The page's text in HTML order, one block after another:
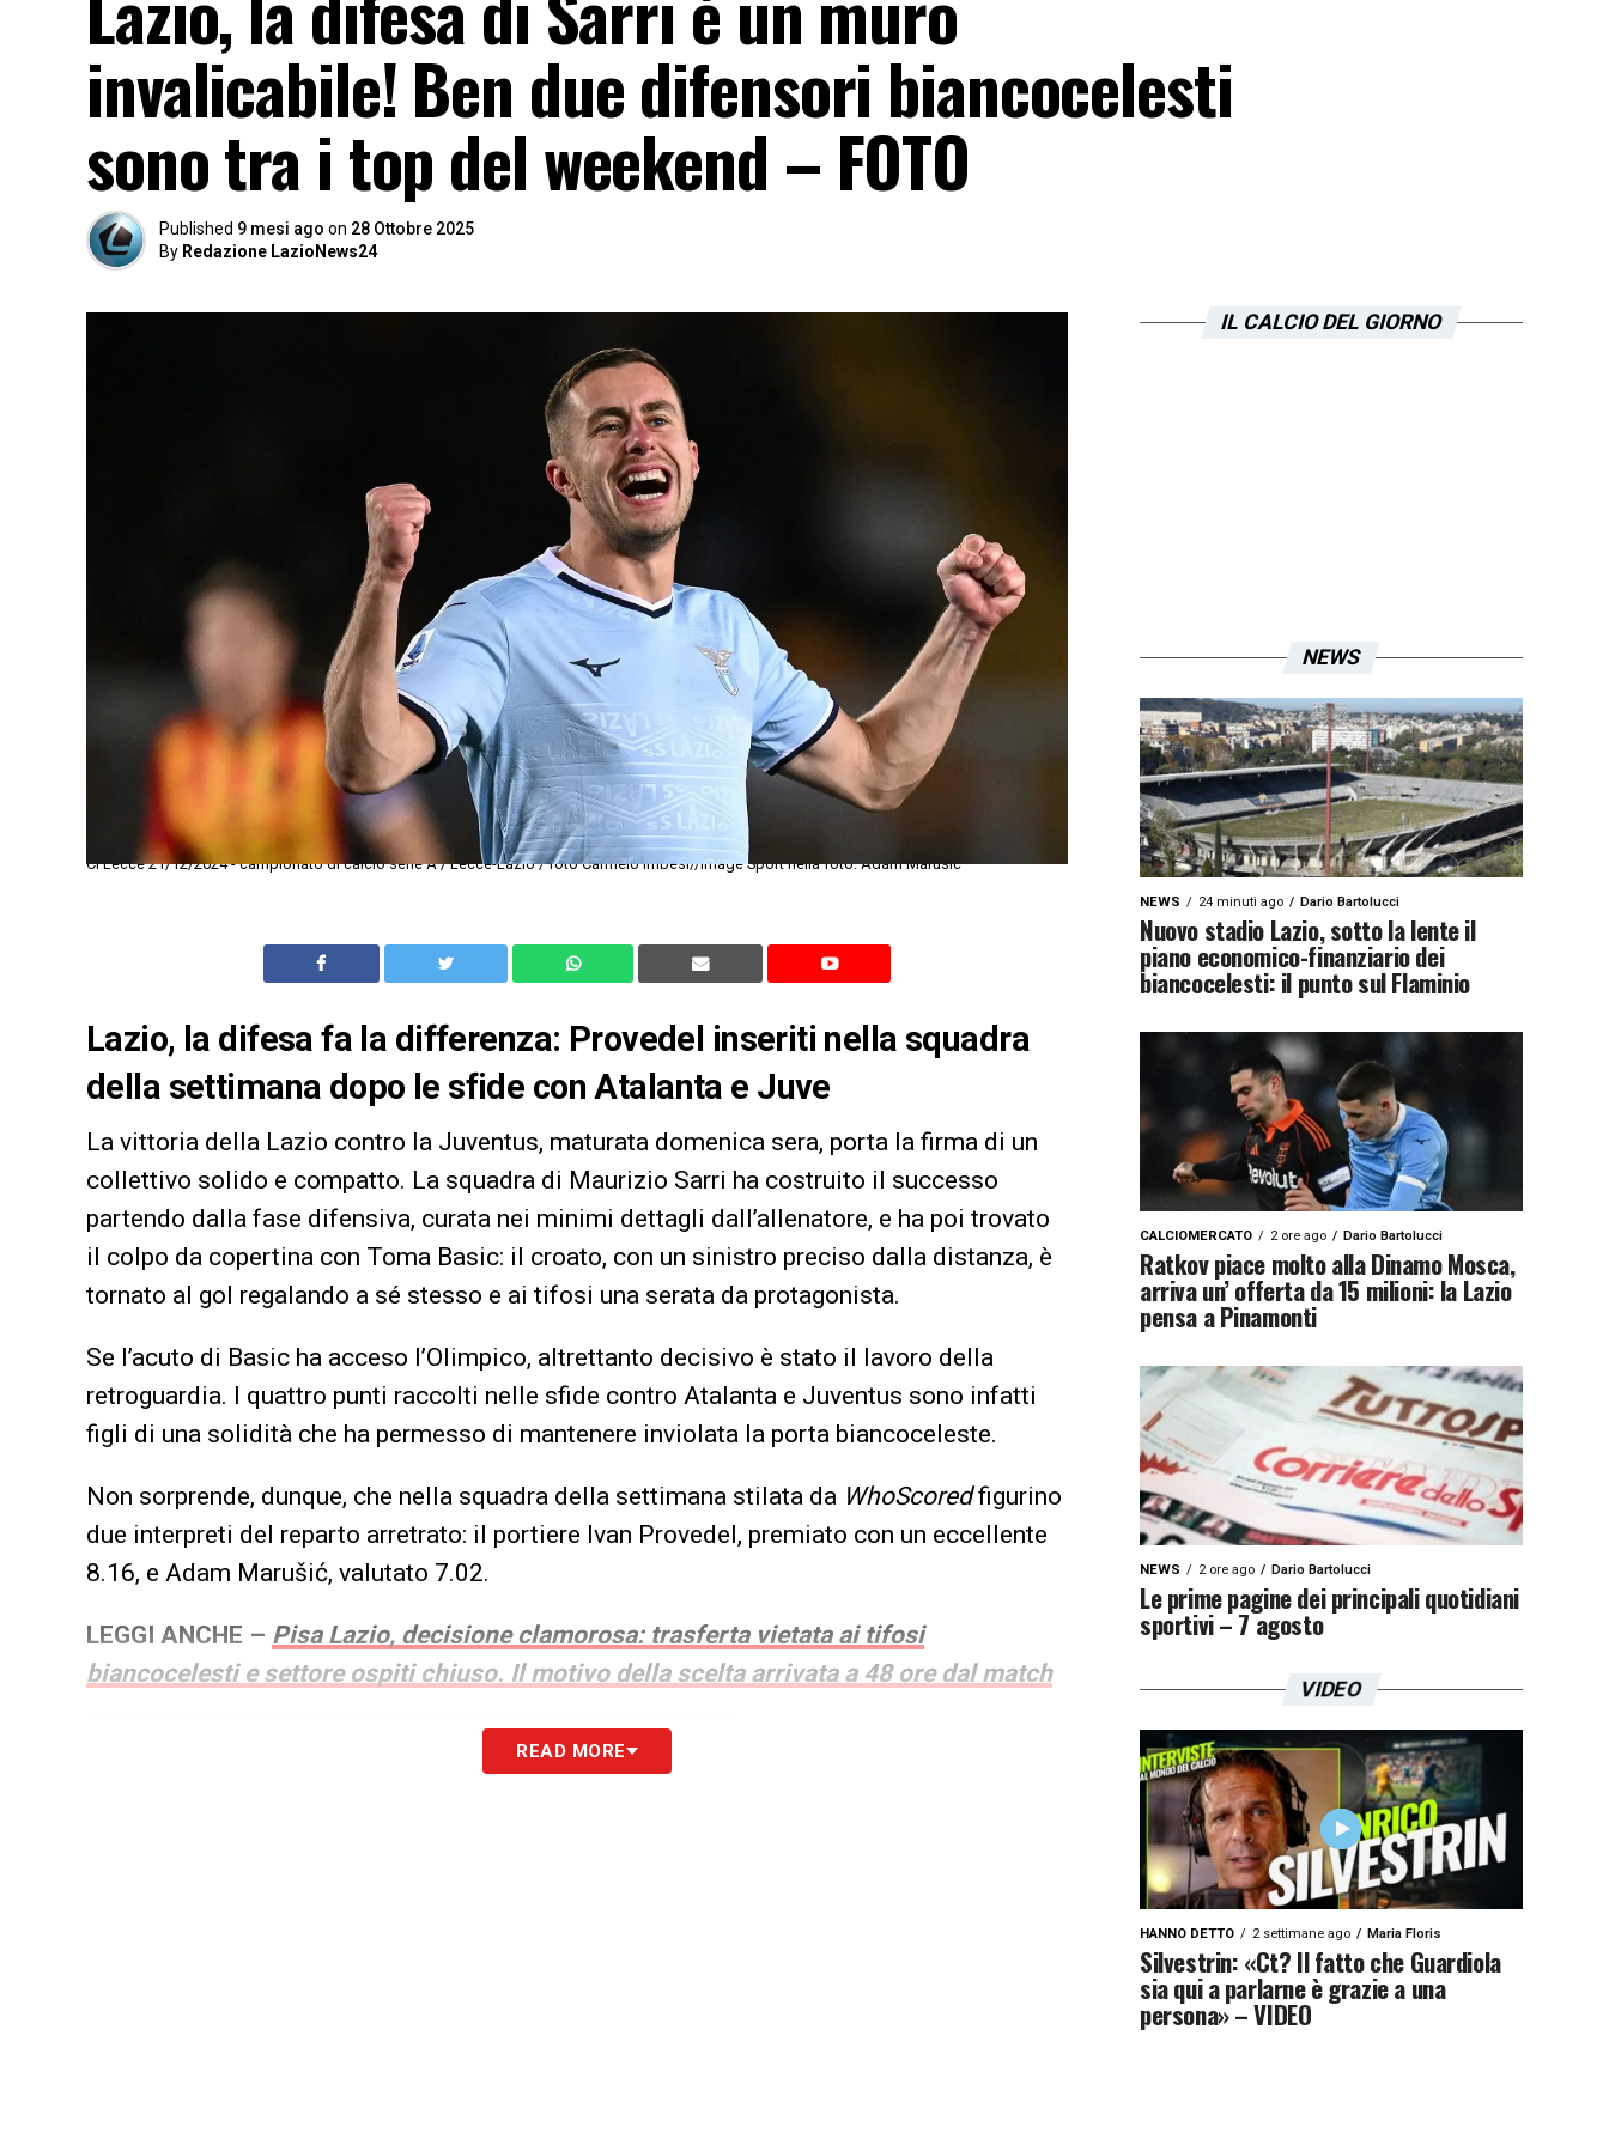
invalicabile! Ben due difensori biancocelesti
sono tra i top del weekend – FOTO
Published 9 mesi ago on 28 Ottobre 2025
By Redazione LazioNews24
Ci Lecce 21/12/2024 - campionato di calcio serie A / Lecce-Lazio / foto Carmelo Imbesi//Image Sport nella foto: Adam Marusic
Lazio, la difesa fa la differenza: Provedel inseriti nella squadra
della settimana dopo le sfide con Atalanta e Juve
La vittoria della Lazio contro la Juventus, maturata domenica sera, porta la firma di un
collettivo solido e compatto. La squadra di Maurizio Sarri ha costruito il successo
partendo dalla fase difensiva, curata nei minimi dettagli dall’allenatore, e ha poi trovato
il colpo da copertina con Toma Basic: il croato, con un sinistro preciso dalla distanza, è
tornato al gol regalando a sé stesso e ai tifosi una serata da protagonista.
Se l’acuto di Basic ha acceso l’Olimpico, altrettanto decisivo è stato il lavoro della
retroguardia. I quattro punti raccolti nelle sfide contro Atalanta e Juventus sono infatti
figli di una solidità che ha permesso di mantenere inviolata la porta biancoceleste.
Non sorprende, dunque, che nella squadra della settimana stilata da WhoScoredfigurino
due interpreti del reparto arretrato: il portiere Ivan Provedel, premiato con un eccellente
8.16, e Adam Marušić, valutato 7.02.
LEGGI ANCHE – Pisa Lazio, decisione clamorosa: trasferta vietata ai tifosi
biancocelesti e settore ospiti chiuso. Il motivo della scelta arrivata a 48 ore dal match
READ MORE
IL CALCIO DEL GIORNO
NEWS
NEWS 24 minuti ago Dario Bartolucci
Nuovo stadio Lazio, sotto la lente il
piano economico-finanziario dei
biancocelesti: il punto sul Flaminio
CALCIOMERCATO 2 ore ago Dario Bartolucci
Ratkov piace molto alla Dinamo Mosca,
arriva un’ offerta da 15 milioni: la Lazio
pensa a Pinamonti
NEWS 2 ore ago Dario Bartolucci
Le prime pagine dei principali quotidiani
sportivi – 7 agosto
VIDEO
HANNO DETTO 2 settimane ago Maria Floris
Silvestrin: «Ct? Il fatto che Guardiola
sia qui a parlarne è grazie a una
persona» – VIDEO